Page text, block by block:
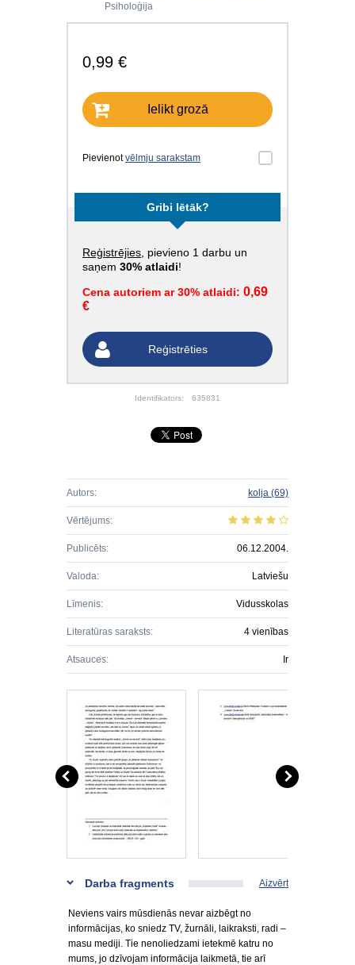
Psiholoģija
0,99 €
Ielikt grozā
Pievienotvēlmju sarakstam
Gribi lētāk?
Reģistrējies , pievieno 1 darbu un
saņem 30% atlaidi!
Cena autoriem ar 30% atlaidi: 0,69
€
Reģistrēties
Identifikators: 635831
Autors: kolja (69)
Vērtējums:
Publicēts: 06.12.2004.
Valoda: Latviešu
Līmenis: Vidusskolas
Literatūras saraksts: 4 vienības
Atsauces: Ir
Darba fragments Aizvērt
Neviens vairs mūsdienās nevar aizbēgt no
informācijas, ko sniedz TV, žurnāli, laikraksti, radi –
masu mediji. Tie nenoliedzami ietekmē katru no
mums, jo dzīvojam informācija laikmetā, tie arī